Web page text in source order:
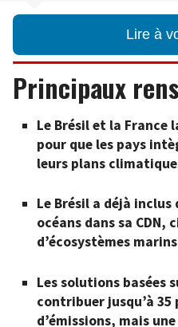
Lire à
Principaux
Le Brésil et la France
pour que les pays
leurs plans
Le Brésil a déjà inclus
océans dans sa CDN,
d’écosystèmes
Les solutions basées
contribuer jusqu’à 35
d’émissions, mais une